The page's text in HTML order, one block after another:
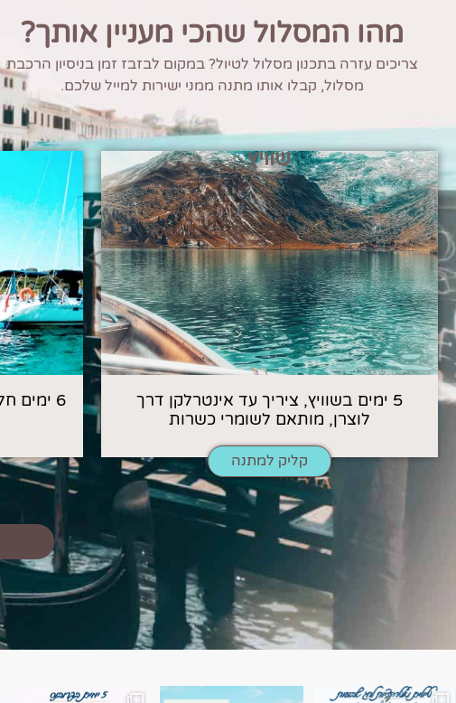
מהו המסלול שהכי מעניין אותך?
צריכים עזרה בתכנון מסלול לטיול? במקום לבזבז זמן בניסיון הרכבת
מסלול, קבלו אותו מתנה ממני ישירות למייל שלכם.
שוויץ
5 ימים בשוויץ, ציריך עד אינטרלקן דרך
לוצרן, מותאם לשומרי כשרות
קליק למתנה
6 ימים
השמים הם הגבול 💙🩵 טיול בין כפרים,